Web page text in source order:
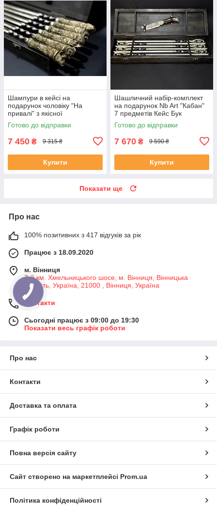
Шампури в кейсі на
подарунок чоловіку "На
привалі" з якісної
нержавіючої сталі
Готово до відправки
7 450 ₴ 9 315 ₴
Купити
Шашличний набір-комплект
на подарунок Nb Art "Кабан"
7 предметів Кейс Бук
Готово до відправки
7 670 ₴ 9 590 ₴
Купити
Показати ще
Про нас
100% позитивних з 417 відгуків за рік
Працює з 18.09.2020
м. Вінниця
7-й км. Хмельницького шосе, м. Вінниця, Вінницька
область, Україна, 21000 , Вінниця, Україна
Контакти
Сьогодні працює з 09:00 до 19:30
Показати весь графік роботи
Про нас
Контакти
Доставка та оплата
Графік роботи
Повна версія сайту
Сайт створено на маркетплейсі Prom.ua
Політика конфіденційності